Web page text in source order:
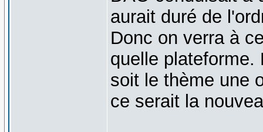
aurait duré de
Donc on verra à
quelle plateforme.
soit le thème une
ce serait la